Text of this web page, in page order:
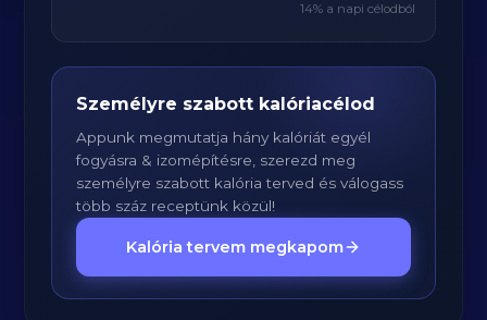
14% a napi célodból
Személyre szabott kalóriacélod
Appunk megmutatja hány kalóriát egyél
fogyásra & izomépítésre, szerezd meg
személyre szabott kalória terved és válogass
több száz receptünk közül!
Kalória tervem megkapom